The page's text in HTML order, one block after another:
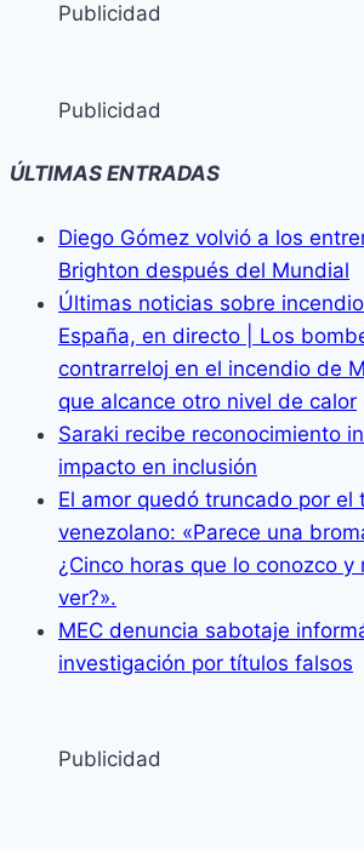
Publicidad
Publicidad
ÚLTIMAS ENTRADAS
Diego Gómez volvió a los
Brighton después del Mundial
Últimas noticias sobre
España, en directo | Los
contrarreloj en el incendio de
que alcance otro nivel de calor
Saraki recibe reconocimiento
impacto en inclusión
El amor quedó truncado por el
venezolano: «Parece una
¿Cinco horas que lo conozco y
ver?».
MEC denuncia sabotaje
investigación por títulos falsos
Publicidad